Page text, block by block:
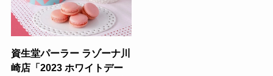
資生堂パーラー ラゾーナ川
崎店「2023 ホワイトデー